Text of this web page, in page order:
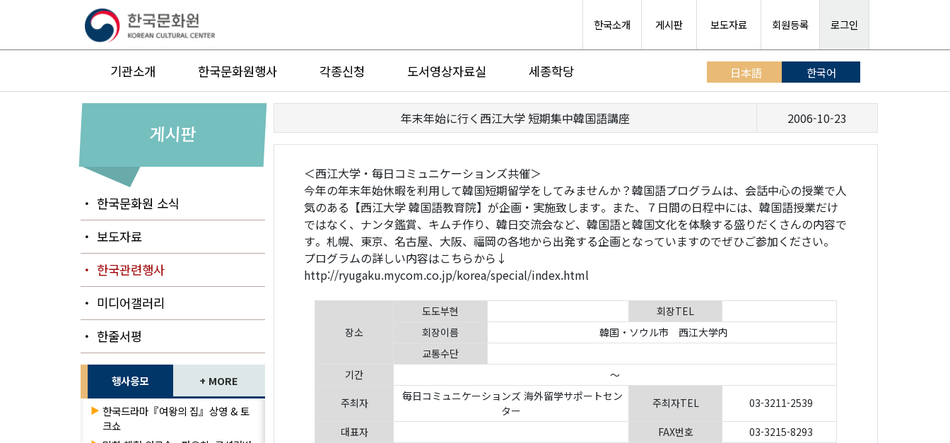
한국소개 게시판 보도자료 회원등록 로그인
기관소개 한국문화원행사 각종신청 도서영상자료실 세종학당 日本語 한국어
게시판
・ 한국문화원 소식
・ 보도자료
・ 한국관련행사
・ 미디어갤러리
・ 한줄서평
행사응모 + MORE
▶ 한국드라마『여왕의 집』상영 & 토
크쇼
年末年始に行く西江大学 短期集中韓国語講座 2006-10-23
＜西江大学・毎日コミュニケーションズ共催＞
今年の年末年始休暇を利用して韓国短期留学をしてみませんか？韓国語プログラムは、会話中心の授業で人
気のある【西江大学 韓国語教育院】が企画・実施致します。また、７日間の日程中には、韓国語授業だけ
ではなく、ナンタ鑑賞、キムチ作り、韓日交流会など、韓国語と韓国文化を体験する盛りだくさんの内容で
す。札幌、東京、名古屋、大阪、福岡の各地から出発する企画となっていますのでぜひご参加ください。
プログラムの詳しい内容はこちらから↓
http://ryugaku.mycom.co.jp/korea/special/index.html
장소
도도부현
회장TEL
회장이름
韓国・ソウル市 西江大学内
교통수단
기간
～
주최자
毎日コミュニケーションズ 海外留学サポートセン
ター
주최자TEL 03-3211-2539
대표자 FAX번호
03-3215-8293